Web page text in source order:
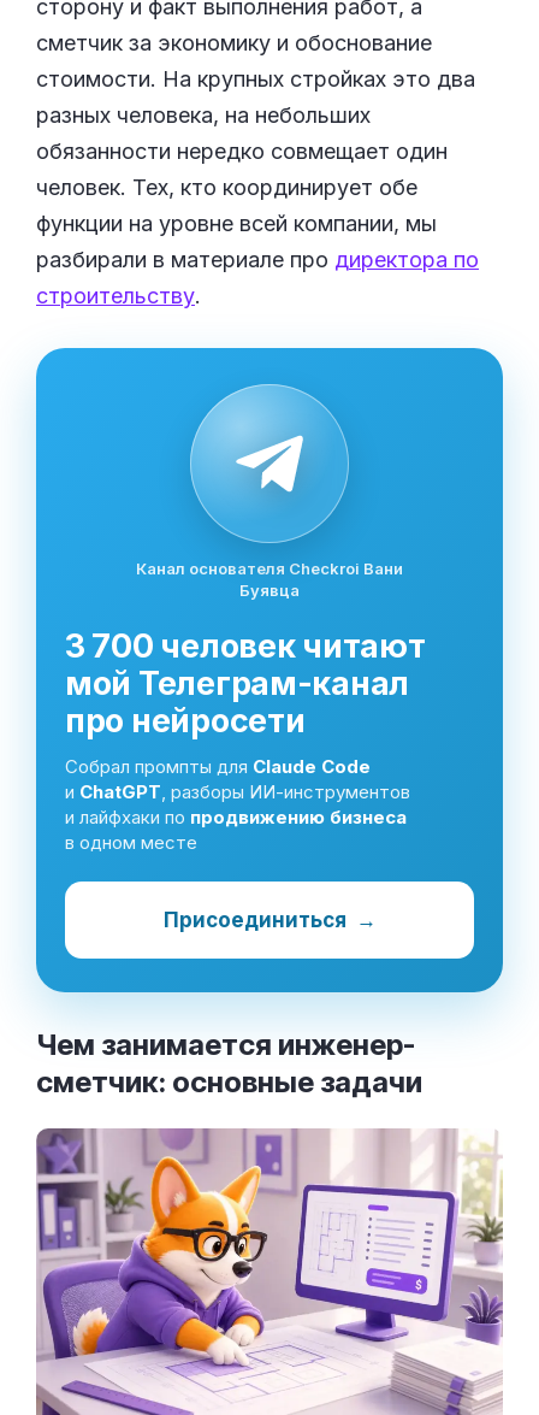
сторону и факт выполнения работ, а
сметчик за экономику и обоснование
стоимости. На крупных стройках это два
разных человека, на небольших
обязанности нередко совмещает один
человек. Тех, кто координирует обе
функции на уровне всей компании, мы
разбирали в материале про директора по
строительству.
Канал основателя Checkroi Вани
Буявца
3 700 человек читают
мой Телеграм-канал
про нейросети
Собрал промпты для Claude Code
и ChatGPT, разборы ИИ-инструментов
и лайфхаки по продвижению бизнеса
в одном месте
Присоединиться →
Чем занимается инженер-
сметчик: основные задачи